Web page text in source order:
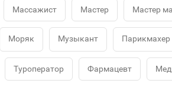
Массажист Мастер Мастер
Моряк Музыкант Парикмахер
Туроператор Фармацевт